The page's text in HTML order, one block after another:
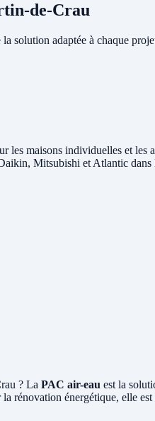
de-Crau
solution adaptée à chaque
les maisons individuelles et les
Mitsubishi et Atlantic
? La PAC air-eau est la
rénovation énergétique, elle